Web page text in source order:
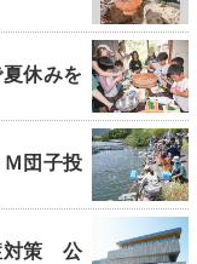
休みを
団子投
対策 公